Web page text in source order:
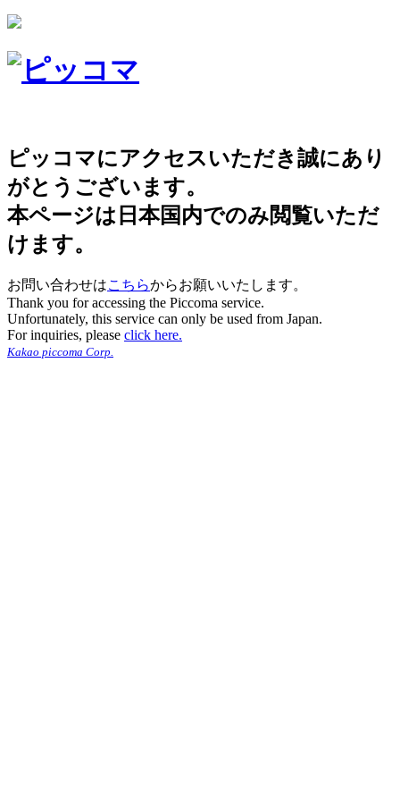
ピッコマにアクセスいただき誠にあり
がとうございます。
本ページは日本国内でのみ閲覧いただ
けます。
お問い合わせはこちらからお願いいたします。
Thank you for accessing the Piccoma service.
Unfortunately, this service can only be used from Japan.
For inquiries, please click here.
Kakao piccoma Corp.